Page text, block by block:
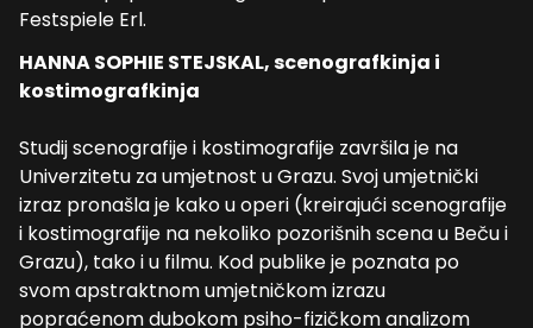
Festspiele Erl.
HANNA SOPHIE STEJSKAL, scenografkinja i
kostimografkinja
Studij scenografije i kostimografije završila je na
Univerzitetu za umjetnost u Grazu. Svoj umjetnički
izraz pronašla je kako u operi (kreirajući scenografije
i kostimografije na nekoliko pozorišnih scena u Beču i
Grazu), tako i u filmu. Kod publike je poznata po
svom apstraktnom umjetničkom izrazu
popraćenom dubokom psiho-fizičkom analizom